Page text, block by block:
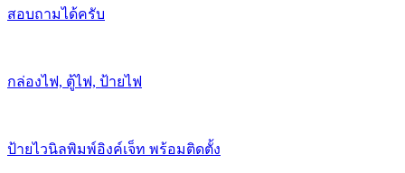
สอบถามได้ครับ
กล่องไฟ, ตู้ไฟ, ป้ายไฟ
ป้ายไวนิลพิมพ์อิงค์เจ็ท พร้อมติดตั้ง